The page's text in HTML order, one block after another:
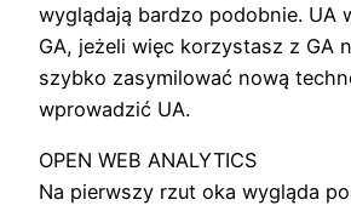
wyglądają bardzo podobnie. UA
GA, jeżeli więc korzystasz z GA
szybko zasymilować nową
wprowadzić UA.
OPEN WEB ANALYTICS
Na pierwszy rzut oka wygląda